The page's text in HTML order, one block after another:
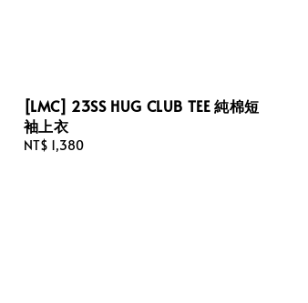
[LMC] 23SS HUG CLUB TEE 純棉短
袖上衣
Regular
NT$ 1,380